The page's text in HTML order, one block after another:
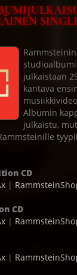
julkaistaan
kantava
Albumin
julkaistu,
CD
|
CD
|
|